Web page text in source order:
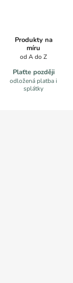
Produkty na
míru
od A do Z
Plaťte později
odložená platba i
splátky